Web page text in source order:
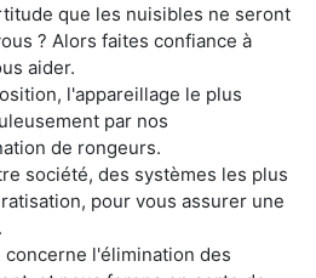
que les nuisibles ne seront
? Alors faites confiance à
aider.
l'appareillage le plus
par nos
de rongeurs.
société, des systèmes les plus
pour vous assurer une
l'élimination des